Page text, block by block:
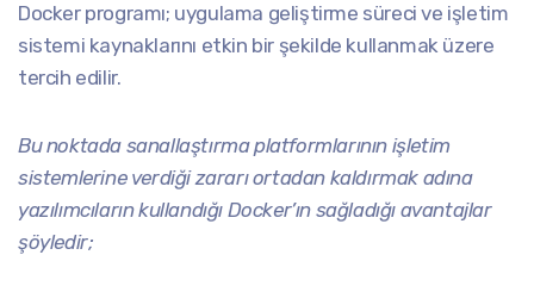
Docker programı; uygulama geliştirme süreci ve işletim
sistemi kaynaklarını etkin bir şekilde kullanmak üzere
tercih edilir.
Bu noktada sanallaştırma platformlarının işletim
sistemlerine verdiği zararı ortadan kaldırmak adına
yazılımcıların kullandığı Docker’ın sağladığı avantajlar
şöyledir;